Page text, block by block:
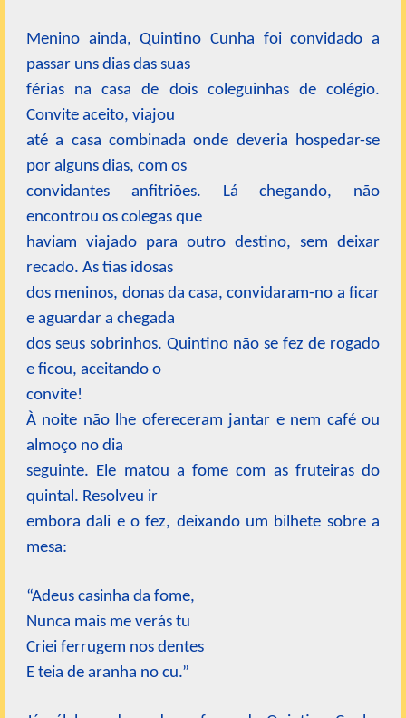
Menino ainda, Quintino Cunha foi convidado a
passar uns dias das suas
férias na casa de dois coleguinhas de colégio.
Convite aceito, viajou
até a casa combinada onde deveria hospedar-se
por alguns dias, com os
convidantes anfitriões. Lá chegando, não
encontrou os colegas que
haviam viajado para outro destino, sem deixar
recado. As tias idosas
dos meninos, donas da casa, convidaram-no a ficar
e aguardar a chegada
dos seus sobrinhos. Quintino não se fez de rogado
e ficou, aceitando o
convite!
À noite não lhe ofereceram jantar e nem café ou
almoço no dia
seguinte. Ele matou a fome com as fruteiras do
quintal. Resolveu ir
embora dali e o fez, deixando um bilhete sobre a
mesa:
“Adeus casinha da fome,
Nunca mais me verás tu
Criei ferrugem nos dentes
E teia de aranha no cu.”